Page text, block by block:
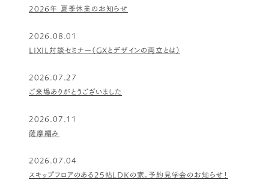
2026年 夏季休業のお知らせ
2026.08.01
LIXIL対談セミナー（GXとデザインの両立とは）
2026.07.27
ご来場ありがとうございました
2026.07.11
薩摩編み
2026.07.04
スキップフロアのある25帖LDKの家。予約見学会のお知らせ！